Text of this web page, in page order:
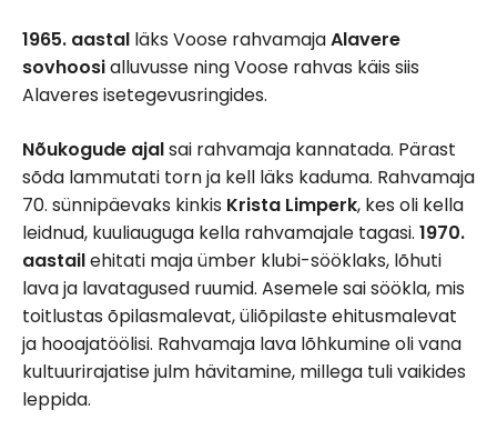
1965. aastal läks Voose rahvamajaAlavere
sovhoosialluvusse ning Voose rahvas käis siis
Alaveres isetegevusringides.
Nõukogude ajalsai rahvamaja kannatada. Pärast
sõda lammutati torn ja kell läks kaduma. Rahvamaja
70. sünnipäevaks kinkis Krista Limperk, kes oli kella
leidnud, kuuliauguga kella rahvamajale tagasi. 1970.
aastailehitati maja ümber klubi-sööklaks, lõhuti
lava ja lavatagused ruumid. Asemele sai söökla, mis
toitlustas õpilasmalevat, üliõpilaste ehitusmalevat
ja hooajatöölisi. Rahvamaja lava lõhkumine oli vana
kultuurirajatise julm hävitamine, millega tuli vaikides
leppida.